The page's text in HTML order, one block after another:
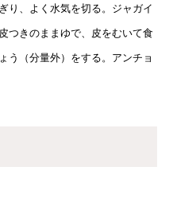
り、よく水気を切る。ジャガイ
つきのままゆで、皮をむいて食
う（分量外）をする。アンチョ